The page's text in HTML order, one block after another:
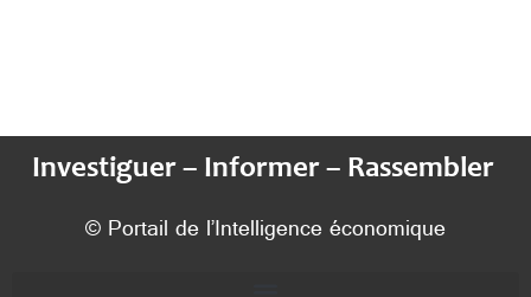
Investiguer – Informer – Rassembler
© Portail de l’Intelligence économique